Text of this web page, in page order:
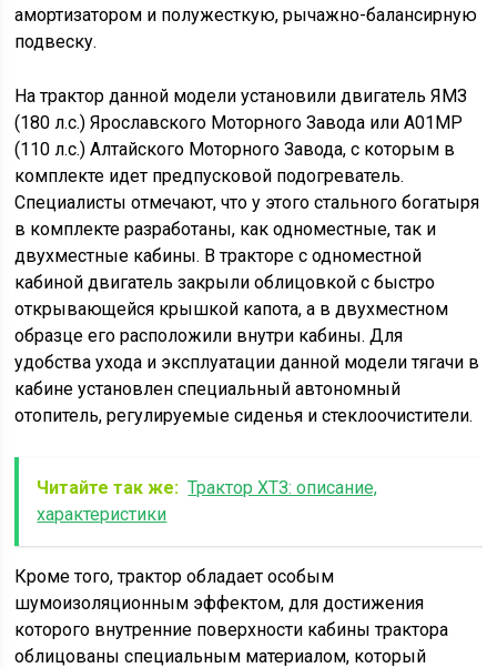
амортизатором и полужесткую, рычажно-балансирную
подвеску.
На трактор данной модели установили двигатель ЯМЗ
(180 л.с.) Ярославского Моторного Завода или А01МР
(110 л.с.) Алтайского Моторного Завода, с которым в
комплекте идет предпусковой подогреватель.
Специалисты отмечают, что у этого стального богатыря
в комплекте разработаны, как одноместные, так и
двухместные кабины. В тракторе с одноместной
кабиной двигатель закрыли облицовкой с быстро
открывающейся крышкой капота, а в двухместном
образце его расположили внутри кабины. Для
удобства ухода и эксплуатации данной модели тягачи в
кабине установлен специальный автономный
отопитель, регулируемые сиденья и стеклоочистители.
Читайте так же: Трактор ХТЗ: описание,
характеристики
Кроме того, трактор обладает особым
шумоизоляционным эффектом, для достижения
которого внутренние поверхности кабины трактора
облицованы специальным материалом, который